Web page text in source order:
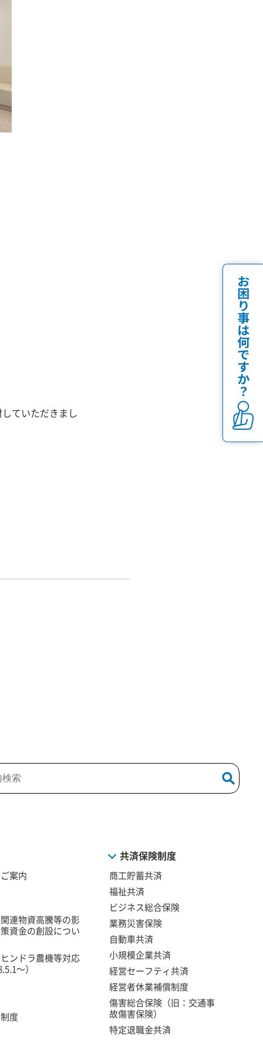
ていただきまし
案内
連物資高騰等の影
資金の創設につい
ンドラ農機等対応
～）
度
共済保険制度
商工貯蓄共済
福祉共済
ビジネス総合保険
業務災害保険
自動車共済
小規模企業共済
経営セーフティ共済
経営者休業補償制度
傷害総合保険（旧：交通事
故傷害保険）
特定退職金共済